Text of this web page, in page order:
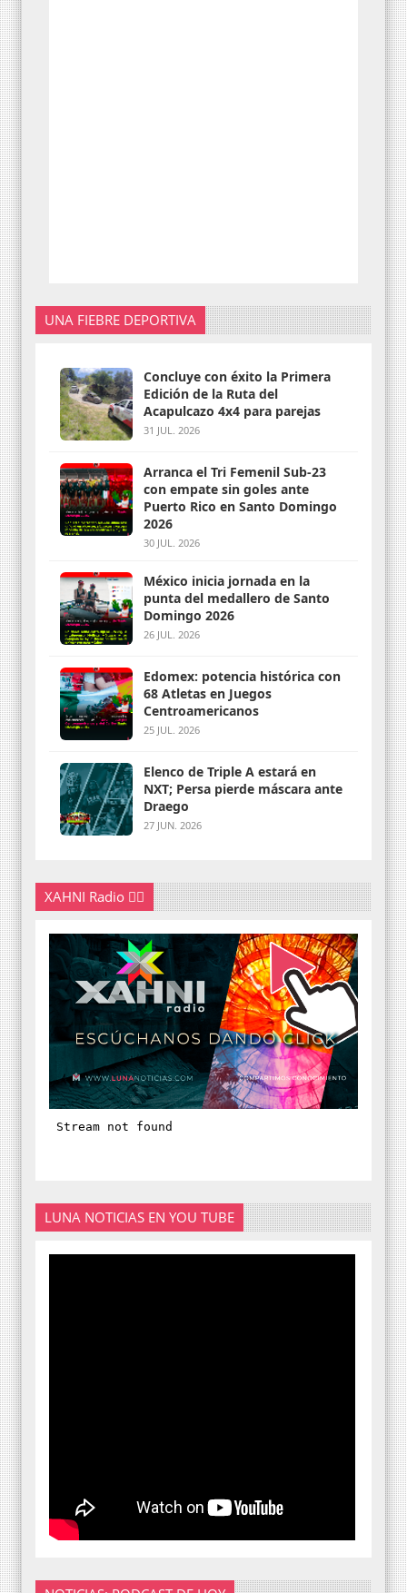
UNA FIEBRE DEPORTIVA
Concluye con éxito la Primera
Edición de la Ruta del
Acapulcazo 4x4 para parejas
31 JUL. 2026
Arranca el Tri Femenil Sub-23
con empate sin goles ante
Puerto Rico en Santo Domingo
2026
30 JUL. 2026
México inicia jornada en la
punta del medallero de Santo
Domingo 2026
26 JUL. 2026
Edomex: potencia histórica con
68 Atletas en Juegos
Centroamericanos
25 JUL. 2026
Elenco de Triple A estará en
NXT; Persa pierde máscara ante
Draego
27 JUN. 2026
XAHNI Radio 👇🏽
LUNA NOTICIAS EN YOU TUBE